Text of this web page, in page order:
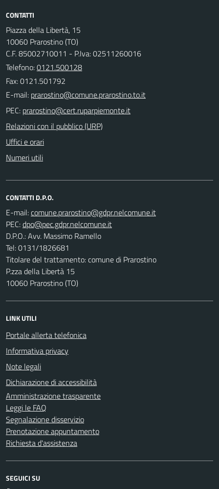
CONTATTI
Piazza della Libertà, 15
10060 Prarostino (TO)
C.F. 85002710011 - P.Iva: 02511260016
Telefono:0121.500128
Fax: 0121.501792
E-mail:
PEC:
Relazioni con il pubblico (URP)
Uffici e orari
Numeri utili
CONTATTI D.P.O.
E-mail:
PEC:
D.P.O.: Avv. Massimo Ramello
Tel: 0131/1826681
Titolare del trattamento: comune di Prarostino
P.zza della Libertà 15
10060 Prarostino (TO)
LINK UTILI
Portale allerta telefonica
Informativa privacy
Note legali
Dichiarazione di accessibilità
Amministrazione trasparente
Leggi le FAQ
Segnalazione disservizio
Prenotazione appuntamento
Richiesta d'assistenza
SEGUICI SU